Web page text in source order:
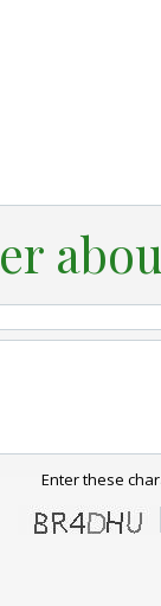
Enter these